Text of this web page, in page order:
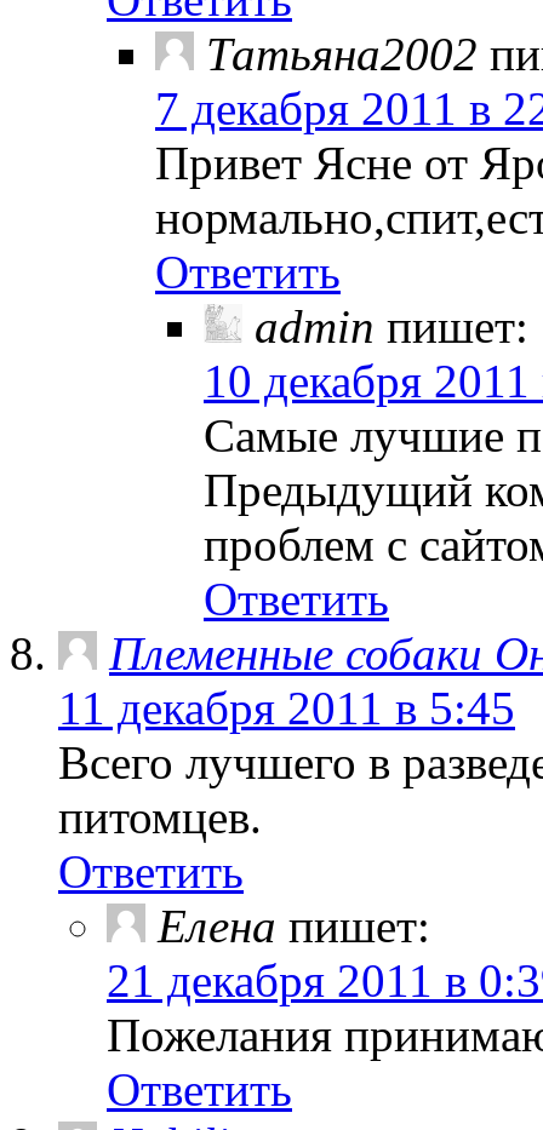
Татьяна2002
7 декабря 2011 в
Привет Ясне от
Ответить
admin пишет:
10 декабря
Самые лучшие
Предыдущий
проблем с
Ответить
Племенные собаки
11 декабря 2011 в 5:45
Всего лучшего в
питомцев.
Ответить
Елена пишет:
21 декабря 2011 в
Пожелания
Ответить